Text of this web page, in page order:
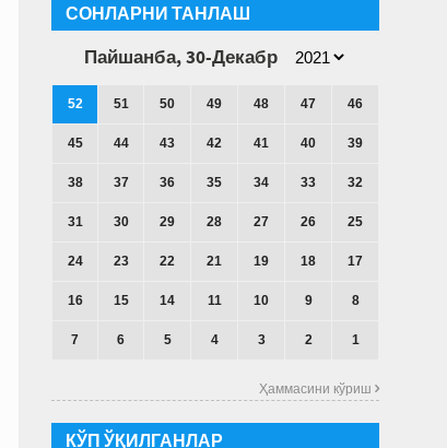
СОНЛАРНИ ТАНЛАШ
Пайшанба, 30-Декабр
52 51 50 49 48 47 46
45 44 43 42 41 40 39
38 37 36 35 34 33 32
31 30 29 28 27 26 25
24 23 22 21 19 18 17
16 15 14 11 10 9 8
7 6 5 4 3 2 1
Ҳаммасини кўриш 
КЎП ЎҚИЛГАНЛАР